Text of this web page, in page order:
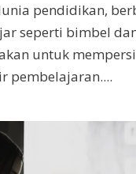
pendidikan,
seperti bimbel
untuk
pembelajaran....